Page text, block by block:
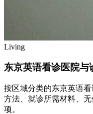
Living
东京英语看诊医院与
按区域分类的东京英语
方法、就诊所需材料、
项。